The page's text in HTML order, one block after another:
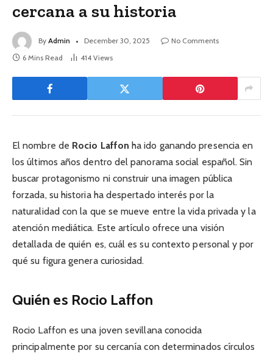
cercana a su historia
By Admin December 30, 2025
No Comments
6 Mins Read
414 Views
El nombre de Rocio Laffon ha ido ganando presencia en
los últimos años dentro del panorama social español. Sin
buscar protagonismo ni construir una imagen pública
forzada, su historia ha despertado interés por la
naturalidad con la que se mueve entre la vida privada y la
atención mediática. Este artículo ofrece una visión
detallada de quién es, cuál es su contexto personal y por
qué su figura genera curiosidad.
Quién es Rocio Laffon
Rocio Laffon es una joven sevillana conocida
principalmente por su cercanía con determinados círculos